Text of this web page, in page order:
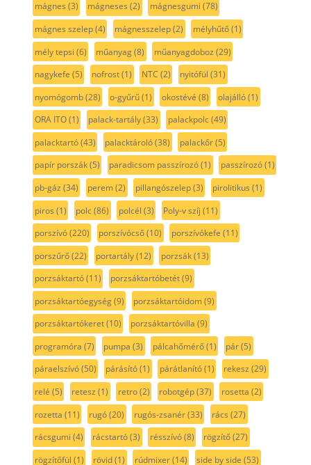
mágnes (3) mágneses (2) mágnesgumi (78)
mágnes szelep(4) mágnesszelep(2) mélyhűtő(1)
mély tepsi (6) műanyag(8) műanyagdoboz (29)
nagykefe (5) nofrost(1) NTC (2) nyitófül (31)
nyomógomb(28) o-gyűrű(1) okostévé (8) olajálló(1)
ORA ITO(1) palack-tartály(33) palackpolc(49)
palacktartó(43) palacktároló(38) palackőr(5)
papír porszák(5) paradicsom passzírozó(1) passzírozó(1)
pb-gáz (34) perem(2) pillangószelep(3) pirolitikus (1)
piros (1) polc(86) polcél (3) Poly-v szíj (11)
porszívó(220) porszívócső(10) porszívókefe (11)
porszűrő(22) portartály(12) porzsák(13)
porzsáktartó(11) porzsáktartóbetét(9)
porzsáktartóegység(9) porzsáktartóidom(9)
porzsáktartókeret(10) porzsáktartóvilla (9)
programóra (7) pumpa (3) pálcahőmérő(1) pár(5)
páraelszívó(50) párásító(1) párátlanító(1) rekesz (29)
relé (5) retesz (1) retro(2) robotgép(37) rosetta (2)
rozetta (11) rugó(20) rugós-zsanér(33) rács (27)
rácsgumi (4) rácstartó(3) résszívó(8) rögzítő(27)
rögzítőfül (1) rövid(1) rúdmixer(14) side by side (53)